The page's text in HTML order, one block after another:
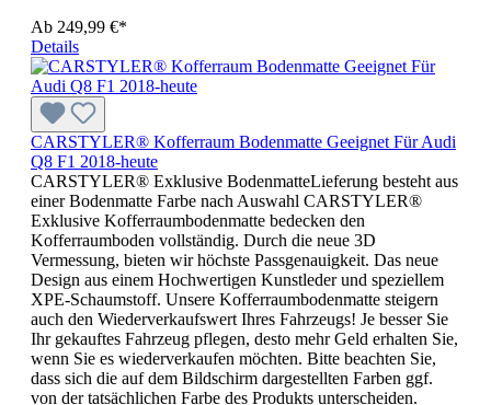
Ab 249,99 €*
Details
CARSTYLER® Kofferraum Bodenmatte Geeignet Für Audi
Q8 F1 2018-heute
CARSTYLER® Exklusive BodenmatteLieferung besteht aus
einer Bodenmatte Farbe nach Auswahl CARSTYLER®
Exklusive Kofferraumbodenmatte bedecken den
Kofferraumboden vollständig. Durch die neue 3D
Vermessung, bieten wir höchste Passgenauigkeit. Das neue
Design aus einem Hochwertigen Kunstleder und speziellem
XPE-Schaumstoff. Unsere Kofferraumbodenmatte steigern
auch den Wiederverkaufswert Ihres Fahrzeugs! Je besser Sie
Ihr gekauftes Fahrzeug pflegen, desto mehr Geld erhalten Sie,
wenn Sie es wiederverkaufen möchten. Bitte beachten Sie,
dass sich die auf dem Bildschirm dargestellten Farben ggf.
von der tatsächlichen Farbe des Produkts unterscheiden.